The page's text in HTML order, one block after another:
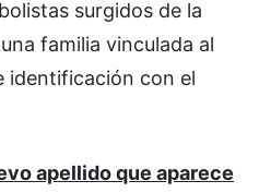
surgidos de la
familia vinculada al
identificación con el
apellido que aparece